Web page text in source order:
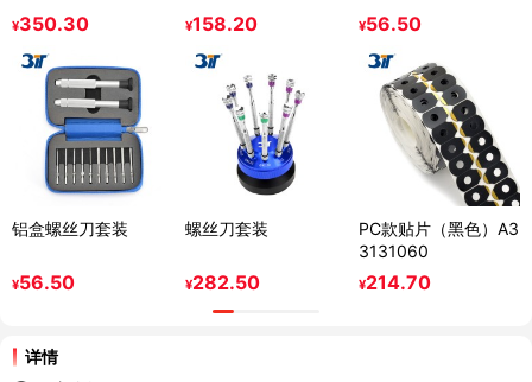
¥350.30 ¥158.20 ¥56.50
铝盒螺丝刀套装
¥56.50
螺丝刀套装
¥282.50
PC款贴片（黑色）A3
3131060
¥214.70
详情